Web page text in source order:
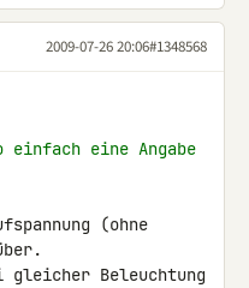
2009-07-26 20:06#1348568
einfach eine Angabe
(ohne
gleicher Beleuchtung